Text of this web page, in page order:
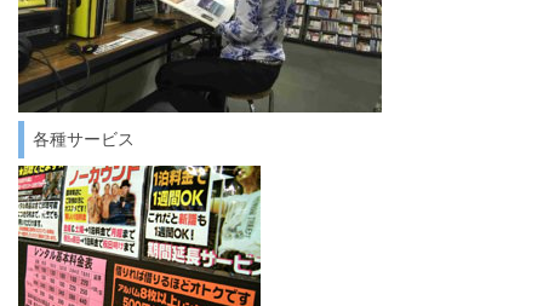
各種サービス